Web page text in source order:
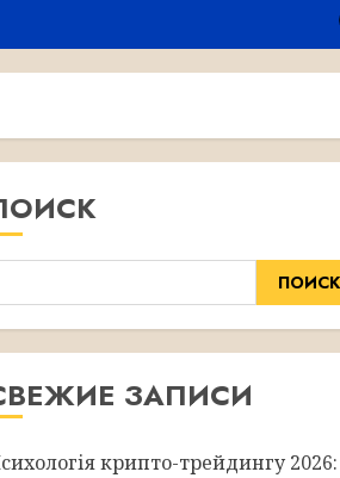
ПОИСК
ЗАПИСИ
крипто-трейдингу 2026: